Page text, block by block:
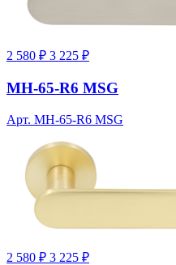
2 580 ₽ 3 225 ₽
MH-65-R6 MSG
Арт. MH-65-R6 MSG
2 580 ₽ 3 225 ₽